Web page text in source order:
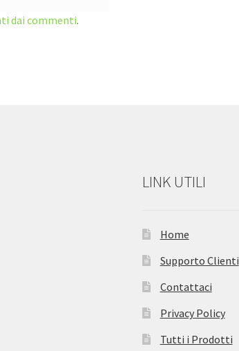
dai commenti.
LINK UTILI
Home
Supporto Clienti
Contattaci
Privacy Policy
Tutti i Prodotti